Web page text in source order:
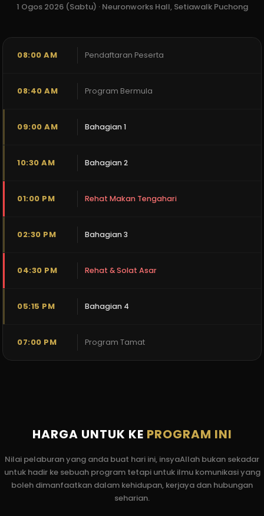
1 Ogos 2026 (Sabtu) · Neuronworks Hall, Setiawalk Puchong
08:00 AM Pendaftaran Peserta
08:40 AM Program Bermula
09:00 AM Bahagian 1
10:30 AM Bahagian 2
01:00 PM Rehat Makan Tengahari
02:30 PM Bahagian 3
04:30 PM Rehat & Solat Asar
05:15 PM Bahagian 4
07:00 PM Program Tamat
HARGA UNTUK KE PROGRAM INI
Nilai pelaburan yang anda buat hari ini, insyaAllah bukan sekadar
untuk hadir ke sebuah program tetapi untuk ilmu komunikasi yang
boleh dimanfaatkan dalam kehidupan, kerjaya dan hubungan
seharian.